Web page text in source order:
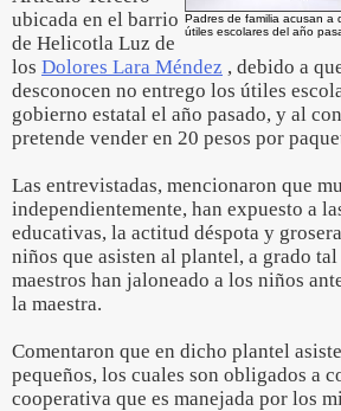
Padres de familia acusan a
útiles escolares del año
ubicada en el barrio
de Helicotla Luz de
los Dolores Lara Méndez , debido a
desconocen no entrego los útiles
gobierno estatal el año pasado, y al
pretende vender en 20 pesos por
Las entrevistadas, mencionaron que
independientemente, han expuesto a
educativas, la actitud déspota y
niños que asisten al plantel, a grado
maestros han jaloneado a los niños
la maestra.
Comentaron que en dicho plantel
pequeños, los cuales son obligados a
cooperativa que es manejada por los